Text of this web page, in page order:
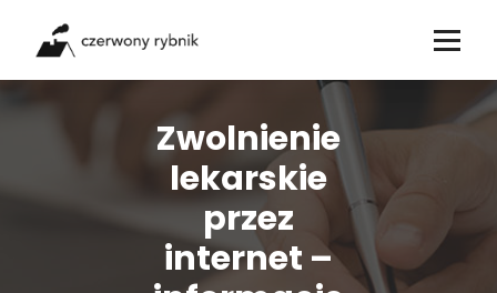
content
Zwolnienie
lekarskie
przez
internet –